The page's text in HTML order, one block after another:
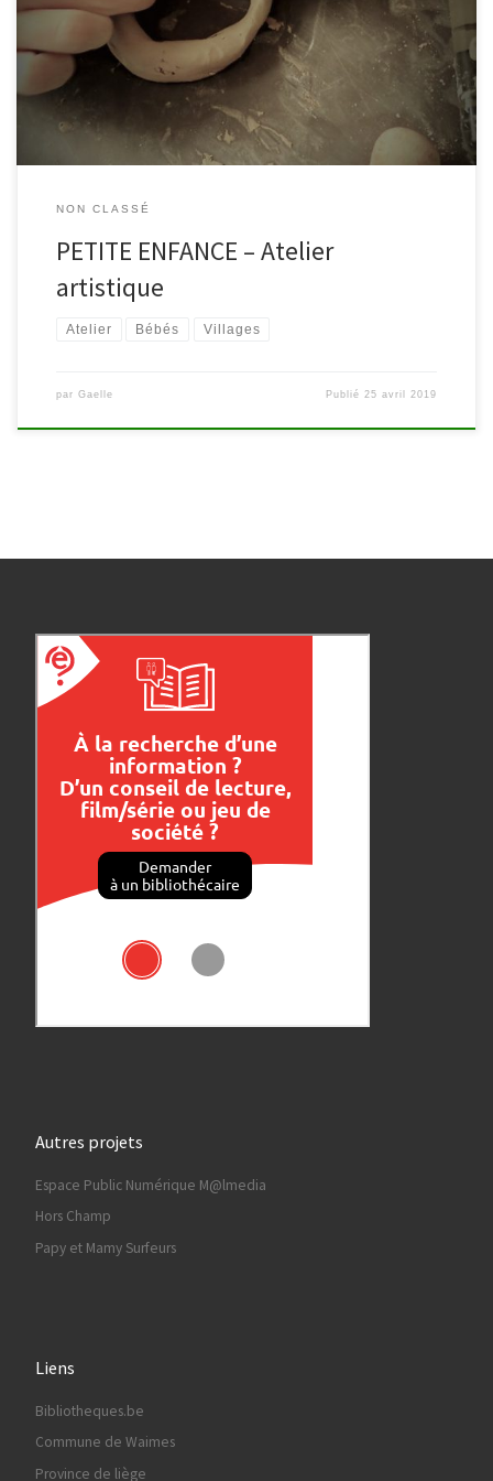
Hennen, illustratrice, vous invite à découvrir son univers haut en
couleurs. Après une balade sensorielle dans son jardin secret, les
petits doigts découvriront le plaisir de la matière. […]
NON CLASSÉ
PETITE ENFANCE – Atelier
artistique
Atelier Bébés Villages
par Gaelle Publié 25 avril 2019
Autres projets
Espace Public Numérique M@lmedia
Hors Champ
Papy et Mamy Surfeurs
Liens
Bibliotheques.be
Commune de Waimes
Province de liège